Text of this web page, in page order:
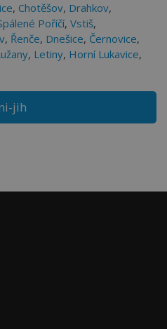
, Chotěšov, Drahkov,
Poříčí, Vstiš,
, Řenče, Dnešice, Černovice,
, Letiny, Horní Lukavice,
jih